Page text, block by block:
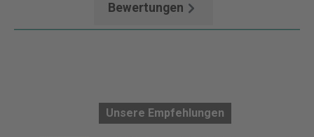
Bewertungen
Unsere Empfehlungen